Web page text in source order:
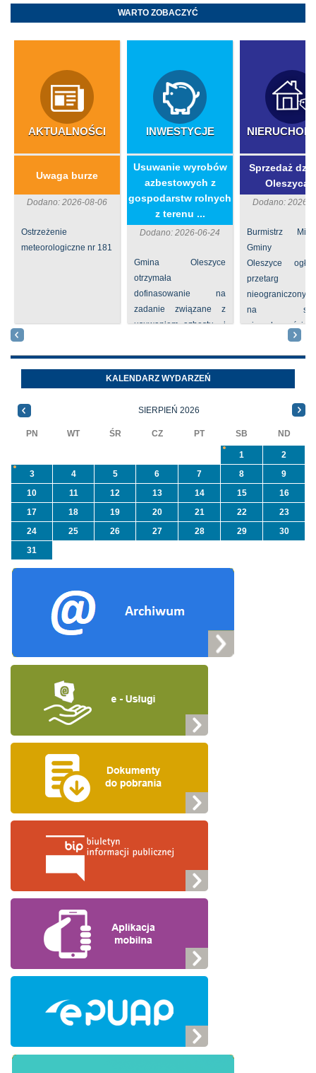
WARTO ZOBACZYĆ
AKTUALNOŚCI
Uwaga burze
Dodano: 2026-08-06
Ostrzeżenie
meteorologiczne nr 181
INWESTYCJE
​Usuwanie wyrobów
azbestowych z
gospodarstw rolnych
z terenu ...
Dodano: 2026-06-24
Gmina Oleszyce
otrzymała
dofinasowanie na
zadanie związane z
usuwaniem azbestu i
azbest w ramach
programu
priorytetowego
NFOŚiGW pn.
Sprzedaż
Dodano: 2026-
Burmistrz
Gminy
Oleszyce
przetarg
nieograniczony
na
nieruchomości nr
Oleszycach
Orzeszkowej.
informacji ...
KALENDARZ WYDARZEŃ
SIERPIEŃ 2026
PN WT ŚR CZ PT SB ND
1
2
3
4 5 6 7 8
9
10
11 12 13 14 15
16
17
18 19 20 21 22
23
24
25 26 27 28 29
30
31